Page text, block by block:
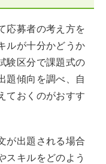
応募者の考え方を
ルが十分かどうか
験区分で課題式の
題傾向を調べ、自
ておくのがおすす
が出題される場合
スキルをどのよう